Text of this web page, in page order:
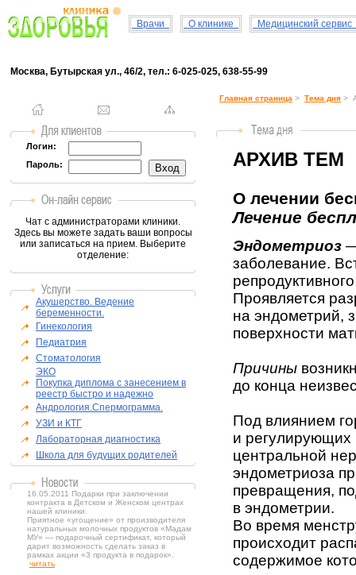
Врачи О клинике Медицинский сервис
Москва, Бутырская ул., 46/2, тел.: 6-025-025, 638-55-99
Логин:
Пароль:
Чат с администраторами клиники.
Здесь вы можете задать ваши вопросы
или записаться на прием. Выберите
отделение:
Акушерство. Ведение
беременности.
Гинекология
Педиатрия
Стоматология
ЭКО
Покупка диплома с занесением в
реестр быстро и надежно
Андрология.Спермограмма.
УЗИ и КТГ
Лабораторная диагностика
Школа для будущих родителей
16.05.2011 Подарки при заключении
контракта в Детском и Женском центрах
нашей клиники.
Приятное «угощение» от производителя
натуральных молочных продуктов «Мадам
МУ» — подарочный сертификат, который
дарит возможность сделать заказ в
рамках акции «3 продукта в подарок».
читать
Главная страница > Тема дня >
АРХИВ ТЕМ
О лечении
Лечение
Эндометриоз
заболевание.
Проявляется
на эндометрий,
поверхности
Причины
до конца
Под влиянием
и регулирующих
центральной
эндометриоза
превращения,
в эндометрии.
Во время
происходит
содержимое